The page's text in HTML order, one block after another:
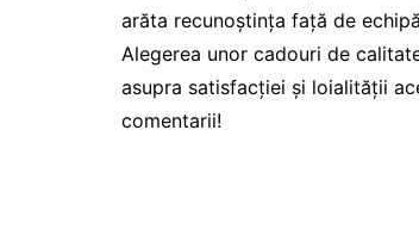
arăta recunoștința față de
Alegerea unor cadouri de
asupra satisfacției și loialității
comentarii!